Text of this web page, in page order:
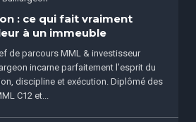
: ce qui fait vraiment
à un immeuble
de parcours MML & investisseur
incarne parfaitement l’esprit du
discipline et exécution. Diplômé des
C12 et...